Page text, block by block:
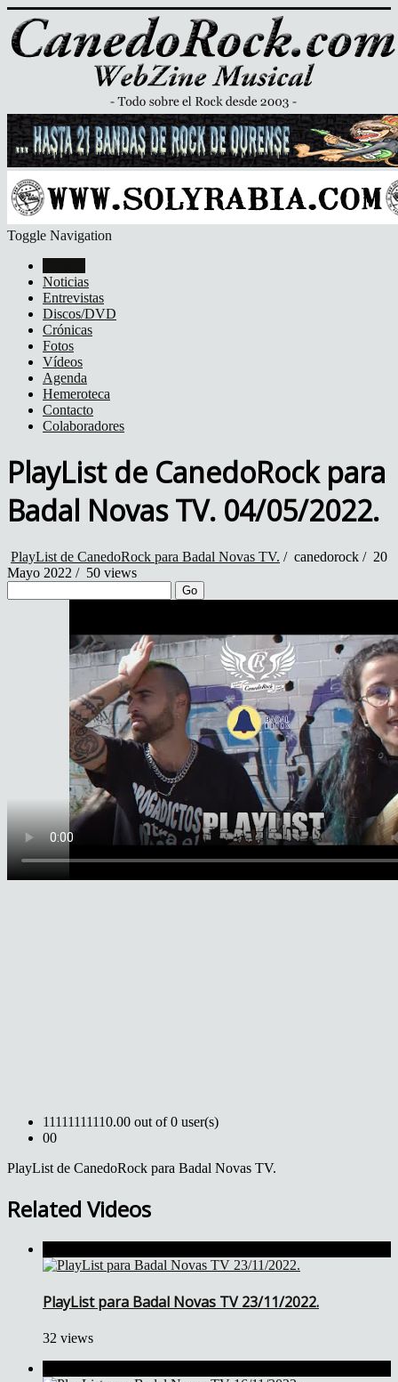
Toggle Navigation
Noticias
Entrevistas
Discos/DVD
Crónicas
Fotos
Vídeos
Agenda
Hemeroteca
Contacto
Colaboradores
PlayList de CanedoRock para
Badal Novas TV. 04/05/2022.
PlayList de CanedoRock para Badal Novas TV. / canedorock / 20
Mayo 2022 / 50 views
Go
11111111110.00 out of 0 user(s)
00
PlayList de CanedoRock para Badal Novas TV.
Related Videos
PlayList para Badal Novas TV 23/11/2022.
32 views